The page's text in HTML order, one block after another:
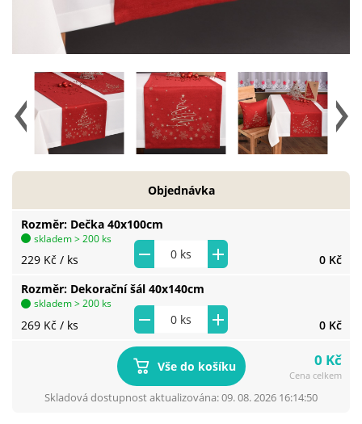
Rozměr Dečka 40x100cm
229 Kč / ks 0 Kč
skladem > 200 ks
Rozměr Dekorační šál 40x140cm
269 Kč / ks 0 Kč
skladem > 200 ks
Objednávka
Vše do košíku 0 Kč
Cena celkem
Skladová dostupnost aktualizována: 09. 08. 2026 16:14:50